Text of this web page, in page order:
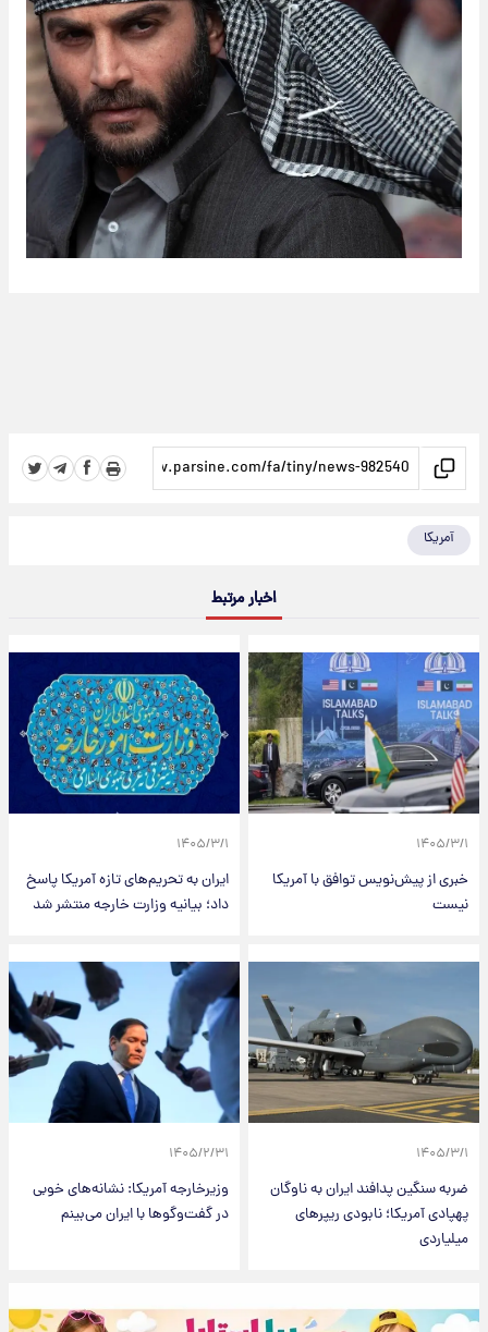
آمریکا
اخبار مرتبط
۱۴۰۵/۳/۱
خبری از پیش‌نویس توافق با آمریکا
نیست
۱۴۰۵/۳/۱
ایران به تحریم‌های تازه آمریکا پاسخ
داد؛ بیانیه وزارت خارجه منتشر شد
۱۴۰۵/۳/۱
ضربه سنگین پدافند ایران به ناوگان
پهپادی آمریکا؛ نابودی ریپرهای
میلیاردی
۱۴۰۵/۲/۳۱
وزیرخارجه آمریکا: نشانه‌های خوبی
در گفت‌وگوها با ایران می‌بینم